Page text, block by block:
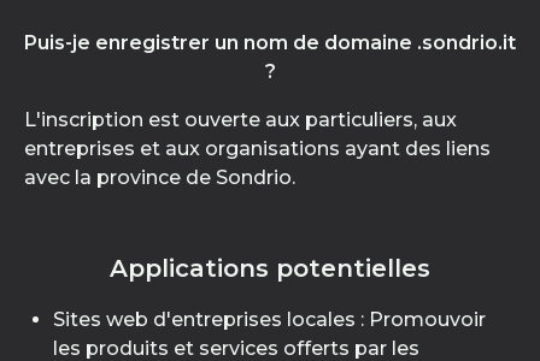
Puis-je enregistrer un nom de domaine .sondrio.it
?
L'inscription est ouverte aux particuliers, aux
entreprises et aux organisations ayant des liens
avec la province de Sondrio.
Applications potentielles
Sites web d'entreprises locales : Promouvoir
les produits et services offerts par les